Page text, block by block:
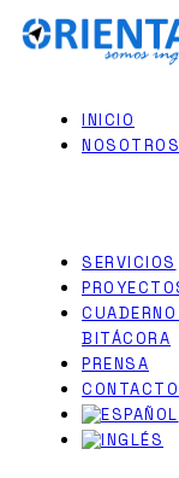
Skip
to
INICIO
NOSOTROS
SERVICIOS
BITÁCORA
PRENSA
CONTACTO
PERITAJES
INGENIERÍA